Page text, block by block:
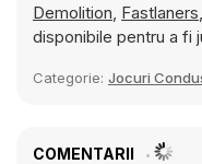
Demolition, Fastlaners
disponibile pentru a fi
Categorie: Jocuri
COMENTARII